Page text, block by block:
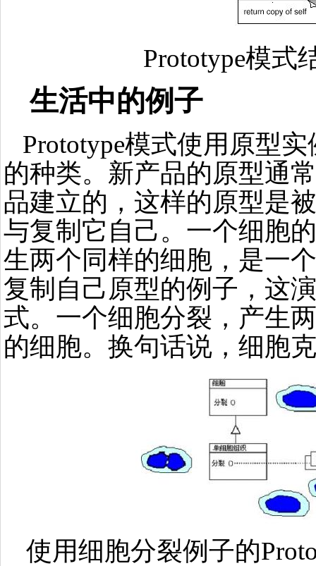
Prototype模式
生活中的例子
Prototype模式使用原型
的种类。新产品的原型通
品建立的，这样的原型是
与复制它自己。一个细胞
生两个同样的细胞，是一
复制自己原型的例子，这
式。一个细胞分裂，产生
的细胞。换句话说，细胞
使用细胞分裂例子的